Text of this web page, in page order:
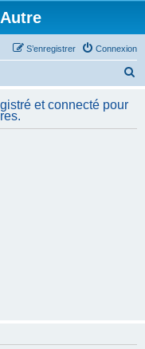
Connexion
S’enregistrer
h
et connecté pour